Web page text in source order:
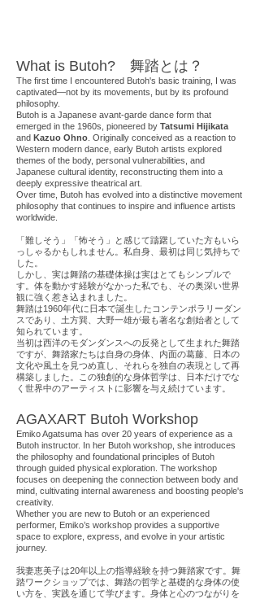
What is Butoh? 舞踏とは？
The first time I encountered Butoh's basic training, I was
captivated—not by its movements, but by its profound
philosophy.
Butoh is a Japanese avant-garde dance form that
emerged in the 1960s, pioneered by Tatsumi Hijikata
and Kazuo Ohno . Originally conceived as a reaction to
Western modern dance, early Butoh artists explored
themes of the body, personal vulnerabilities, and
Japanese cultural identity, reconstructing them into a
deeply expressive theatrical art.
Over time, Butoh has evolved into a distinctive movement
philosophy that continues to inspire and influence artists
worldwide.
「難しそう」「怖そう」と感じて躊躇していた方もいら
っしゃるかもしれません。私自身、最初は同じ気持ちで
した。
しかし、実は舞踏の基礎体操は実はとてもシンプルで
す。体を動かす経験がなかった私でも、その奥深い世界
観に強く惹き込まれました。
舞踏は1960年代に日本で誕生したコンテンポラリーダン
スであり、土方巽、大野一雄が最も著名な創始者として
知られています。
当初は西洋のモダンダンスへの反発として生まれた舞踏
ですが、舞踏家たちは自身の身体、内面の葛藤、日本の
文化や風土を見つめ直し、それらを独自の表現として再
構築しました。この独創的な身体哲学は、日本だけでな
く世界中のアーティストに影響を与え続けています。
AGAXART Butoh Workshop
Emiko Agatsuma has over 20 years of experience as a
Butoh instructor. In her Butoh workshop, she introduces
the philosophy and foundational principles of Butoh
through guided physical exploration. The workshop
focuses on deepening the connection between body and
mind, cultivating internal awareness and boosting people's
creativity.
Whether you are new to Butoh or an experienced
performer, Emiko’s workshop provides a supportive
space to explore, express, and evolve in your artistic
journey.
我妻恵美子は20年以上の指導経験を持つ舞踏家です。舞
踏ワークショップでは、舞踏の哲学と基礎的な身体の使
い方を、実践を通じて学びます。身体と心のつながりを